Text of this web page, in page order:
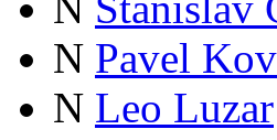
N Pavel
N Leo Luzar